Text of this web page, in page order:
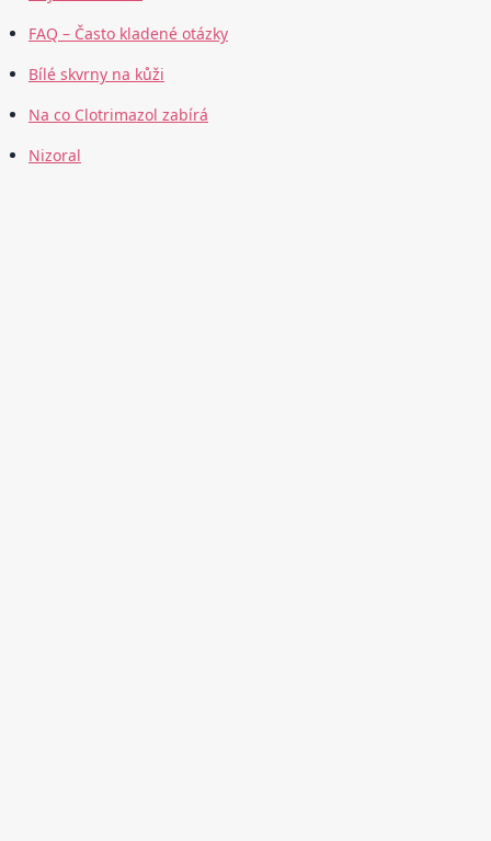
FAQ – Často kladené otázky
Bílé skvrny na kůži
Na co Clotrimazol zabírá
Nizoral